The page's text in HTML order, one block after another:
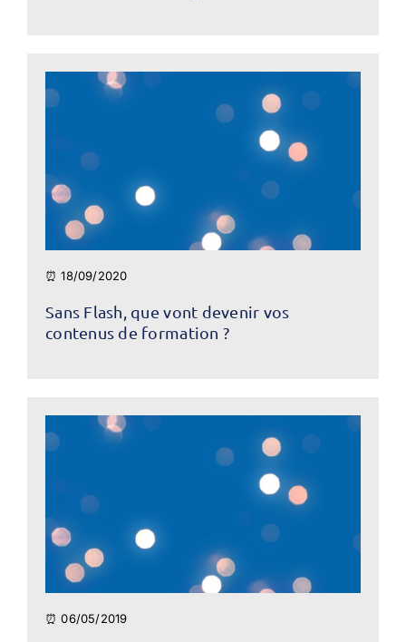
⏰ 18/09/2020
Sans Flash, que vont devenir vos
contenus de formation ?
⏰ 06/05/2019